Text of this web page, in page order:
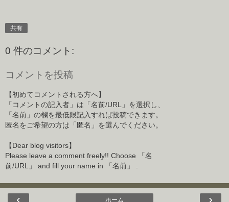
共有
0 件のコメント:
コメントを投稿
【初めてコメントされる方へ】
「コメントの記入者」は「名前/URL」を選択し、
「名前」の欄を最低限記入すれば投稿できます。
匿名をご希望の方は「匿名」を選んでください。
【Dear blog visitors】
Please leave a comment freely!! Choose 「名
前/URL」 and fill your name in 「名前」 .
‹ ›
ホーム